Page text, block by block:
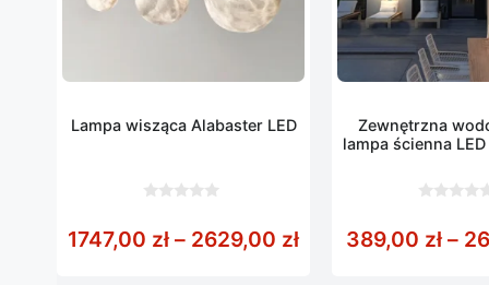
Lampa wisząca Alabaster LED
5
1747,00 zł – 2629,00 złZakres cen: od
Zewnętrzna
lampa ścienna
5
389,00 zł –